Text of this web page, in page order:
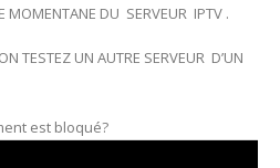
MOMENTANE DU SERVEUR IPTV .
TESTEZ UN AUTRE SERVEUR D’UN
est bloqué?